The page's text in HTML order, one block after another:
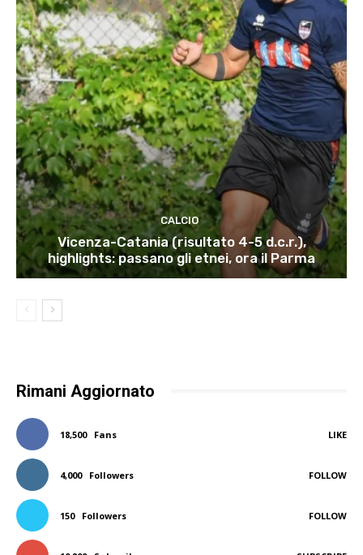
CALCIO
Vicenza-Catania (risultato 4-5 d.c.r.),
highlights: passano gli etnei, ora il Parma
Rimani Aggiornato
18,500 Fans LIKE
4,000 Followers FOLLOW
150 Followers FOLLOW